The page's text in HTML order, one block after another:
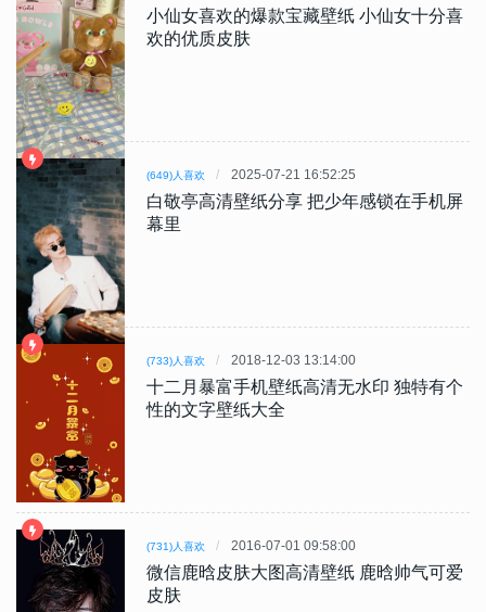
小仙女喜欢的爆款宝藏壁纸 小仙女十分喜
欢的优质皮肤
(649)人喜欢 2025-07-21 16:52:25
白敬亭高清壁纸分享 把少年感锁在手机屏
幕里
(733)人喜欢 2018-12-03 13:14:00
十二月暴富手机壁纸高清无水印 独特有个
性的文字壁纸大全
(731)人喜欢 2016-07-01 09:58:00
微信鹿晗皮肤大图高清壁纸 鹿晗帅气可爱
皮肤